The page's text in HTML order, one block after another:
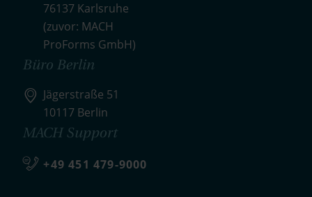
76137 Karlsruhe
(zuvor: MACH
ProForms GmbH)
Büro Berlin
Jägerstraße 51
10117 Berlin
MACH Support
+49 451 479-9000